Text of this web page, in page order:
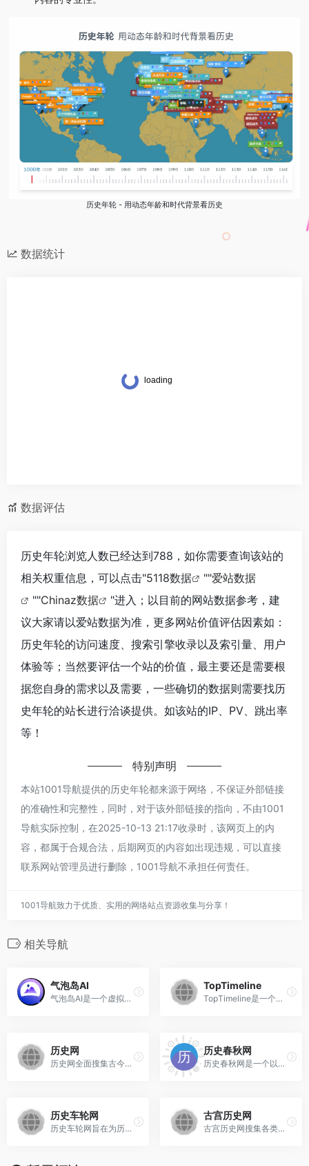
历史年轮 - 用动态年龄和时代背景看历史
数据统计
数据评估
历史年轮浏览人数已经达到788，如你需要查询该站的
相关权重信息，可以点击"5118数据 ""爱站数据
""Chinaz数据
"进入；以目前的网站数据参考，建
议大家请以爱站数据为准，更多网站价值评估因素如：
历史年轮的访问速度、搜索引擎收录以及索引量、用户
体验等；当然要评估一个站的价值，最主要还是需要根
据您自身的需求以及需要，一些确切的数据则需要找历
史年轮的站长进行洽谈提供。如该站的IP、PV、跳出率
等！
特别声明
本站1001导航提供的历史年轮都来源于网络，不保证外部链接
的准确性和完整性，同时，对于该外部链接的指向，不由1001
导航实际控制，在2025-10-13 21:17收录时，该网页上的内
容，都属于合规合法，后期网页的内容如出现违规，可以直接
联系网站管理员进行删除，1001导航不承担任何责任。
1001导航致力于优质、实用的网络站点资源收集与分享！
相关导航
气泡岛AI
气泡岛AI是一个虚拟社交平台，它允许用户与AI角色进行互动和对话。
TopTimeline
‌TopTimeline‌是一个专门展示名人和重大事件时间线的平台，旨在通过互动式的时间线界面让用户探索和视觉化历史名人和重大事件的轨迹。该平台不仅适合历史爱好者和学生，也适合对名人八卦感兴趣的广大用户‌。
历史网
历史网全面搜集古今中外的各...
历史春秋网
历史春秋网是一个以历史为核心的文化资讯门户网站，提供中国古代历史、政治军事、经济文化、中医养生、书画艺术、古董收藏、宗教哲学等内容。致力于传承国学经典，弘扬中华优秀传统文化。
历史车轮网
历史车轮网旨在为历史学者和爱好者提供全面的历史资源和信息‌，提供人物、事实、地区等数据，朝代、皇帝、年号、时间等信息，长河图、卷轴、时间轴、家族树、简易地图、演绎等可视化工具，以及史料和讨论等相关内容。
古宫历史网
古宫历史网搜集各类古今中外的历史故事，探寻解密鲜为人知的历史秘闻。本着还原历史真相为原则，为各位历史爱好者提供一个研究探讨历史的平台。